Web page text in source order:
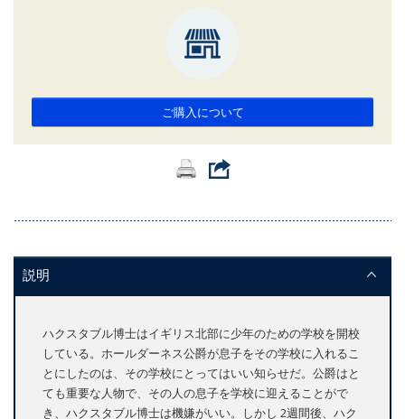
ご購入について
説明
ハクスタブル博士はイギリス北部に少年のための学校を開校
している。ホールダーネス公爵が息子をその学校に入れるこ
とにしたのは、その学校にとってはいい知らせだ。公爵はと
ても重要な人物で、その人の息子を学校に迎えることがで
き、ハクスタブル博士は機嫌がいい。しかし 2週間後、ハク